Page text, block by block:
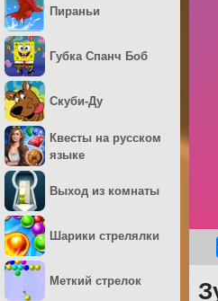
Пираньи
Губка Спанч Боб
Скуби-Ду
Квесты на русском
языке
Выход из комнаты
Шарики стрелялки
Меткий стрелок